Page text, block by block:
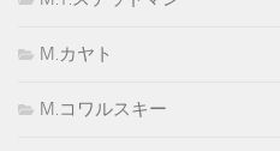
M.カヤト
M.コワルスキー